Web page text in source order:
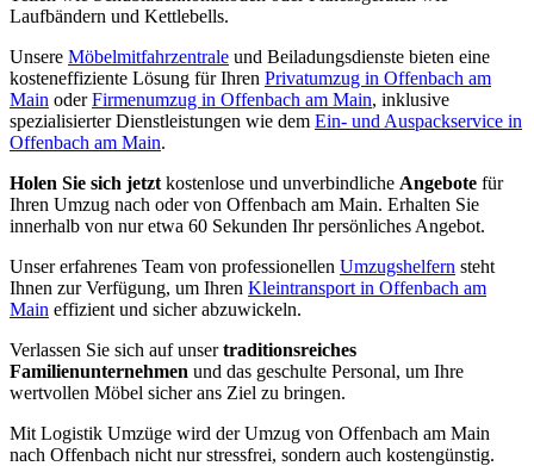
Laufbändern und Kettlebells.
Unsere Möbelmitfahrzentrale und Beiladungsdienste bieten eine
kosteneffiziente Lösung für Ihren Privatumzug in Offenbach am
Main oderFirmenumzug in Offenbach am Main, inklusive
spezialisierter Dienstleistungen wie dem Ein- und Auspackservice in
Offenbach am Main.
Holen Sie sich jetzt kostenlose und unverbindliche Angebote für
Ihren Umzug nach oder von Offenbach am Main. Erhalten Sie
innerhalb von nur etwa 60 Sekunden Ihr persönliches Angebot.
Unser erfahrenes Team von professionellen Umzugshelfern steht
Ihnen zur Verfügung, um Ihren Kleintransport in Offenbach am
Main effizient und sicher abzuwickeln.
Verlassen Sie sich auf unsertraditionsreiches
Familienunternehmen und das geschulte Personal, um Ihre
wertvollen Möbel sicher ans Ziel zu bringen.
Mit Logistik Umzüge wird der Umzug von Offenbach am Main
nach Offenbach nicht nur stressfrei, sondern auch kostengünstig.